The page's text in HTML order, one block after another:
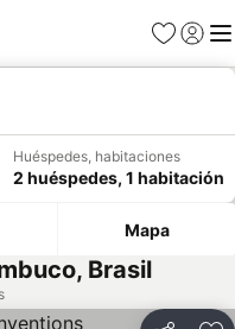
Favoritos
Iniciar
Huéspedes, habitaciones
2 huéspedes, 1 habitación
Mapa
Brasil